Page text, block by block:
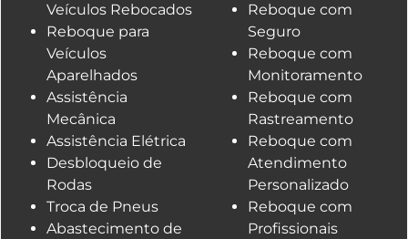
Veículos Rebocados
Reboque para
Veículos
Aparelhados
Assistência
Mecânica
Assistência Elétrica
Desbloqueio de
Rodas
Troca de Pneus
Abastecimento de
Reboque com
Seguro
Reboque com
Monitoramento
Reboque com
Rastreamento
Reboque com
Atendimento
Personalizado
Reboque com
Profissionais